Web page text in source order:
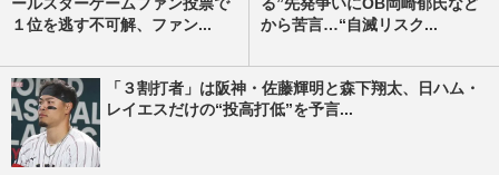
１位を逃す不可解、ファン...
から苦言…“自滅リスク...
「３割打者」は阪神・佐藤輝明と森下翔太、日ハム・
レイエスだけの“投高打低”を予言...